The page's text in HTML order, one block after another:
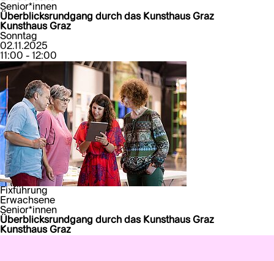
Senior*innen
Überblicksrundgang durch das Kunsthaus Graz
Kunsthaus Graz
Sonntag
02.11.2025
11:00 - 12:00
Fixführung
Erwachsene
Senior*innen
Überblicksrundgang durch das Kunsthaus Graz
Kunsthaus Graz